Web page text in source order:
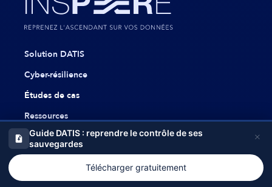
Solution DATIS
Cyber-résilience
Études de cas
Ressources
Pourquoi Inspeere ?
Diagnostic + Démo
Guide DATIS : reprendre le contrôle de ses
sauvegardes
Télécharger gratuitement
×